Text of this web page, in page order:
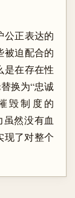
公正表达的
被迫配合的
是在存在性
换为“忠诚
毁制度的
然没有血
现了对整个